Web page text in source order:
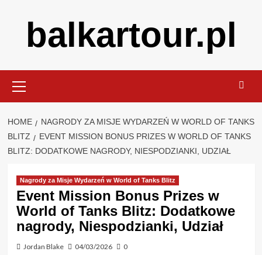
balkartour.pl
Menu
HOME
NAGRODY ZA MISJE WYDARZEŃ W WORLD OF TANKS
BLITZ
EVENT MISSION BONUS PRIZES W WORLD OF TANKS
BLITZ: DODATKOWE NAGRODY, NIESPODZIANKI, UDZIAŁ
Nagrody za Misje Wydarzeń w World of Tanks Blitz
Event Mission Bonus Prizes w
World of Tanks Blitz: Dodatkowe
nagrody, Niespodzianki, Udział
Jordan Blake 04/03/2026 0